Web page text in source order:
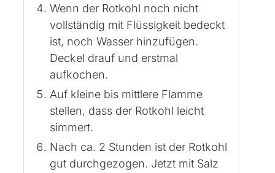
Wenn der Rotkohl noch nicht
vollständig mit Flüssigkeit bedeckt
ist, noch Wasser hinzufügen.
Deckel drauf und erstmal
aufkochen.
Auf kleine bis mittlere Flamme
stellen, dass der Rotkohl leicht
simmert.
Nach ca. 2 Stunden ist der Rotkohl
gut durchgezogen. Jetzt mit Salz